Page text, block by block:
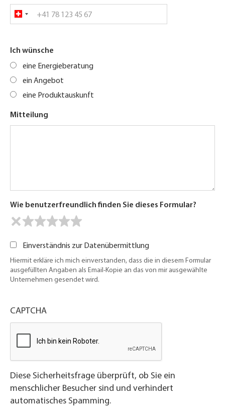
Ich wünsche
eine Energieberatung
ein Angebot
eine Produktauskunft
Mitteilung
Wie benutzerfreundlich finden Sie dieses Formular?
Einverständnis zur Datenübermittlung
Hiermit erkläre ich mich einverstanden, dass die in diesem Formular
ausgefüllten Angaben als Email-Kopie an das von mir ausgewählte
Unternehmen gesendet wird.
CAPTCHA
Diese Sicherheitsfrage überprüft, ob Sie ein
menschlicher Besucher sind und verhindert
automatisches Spamming.